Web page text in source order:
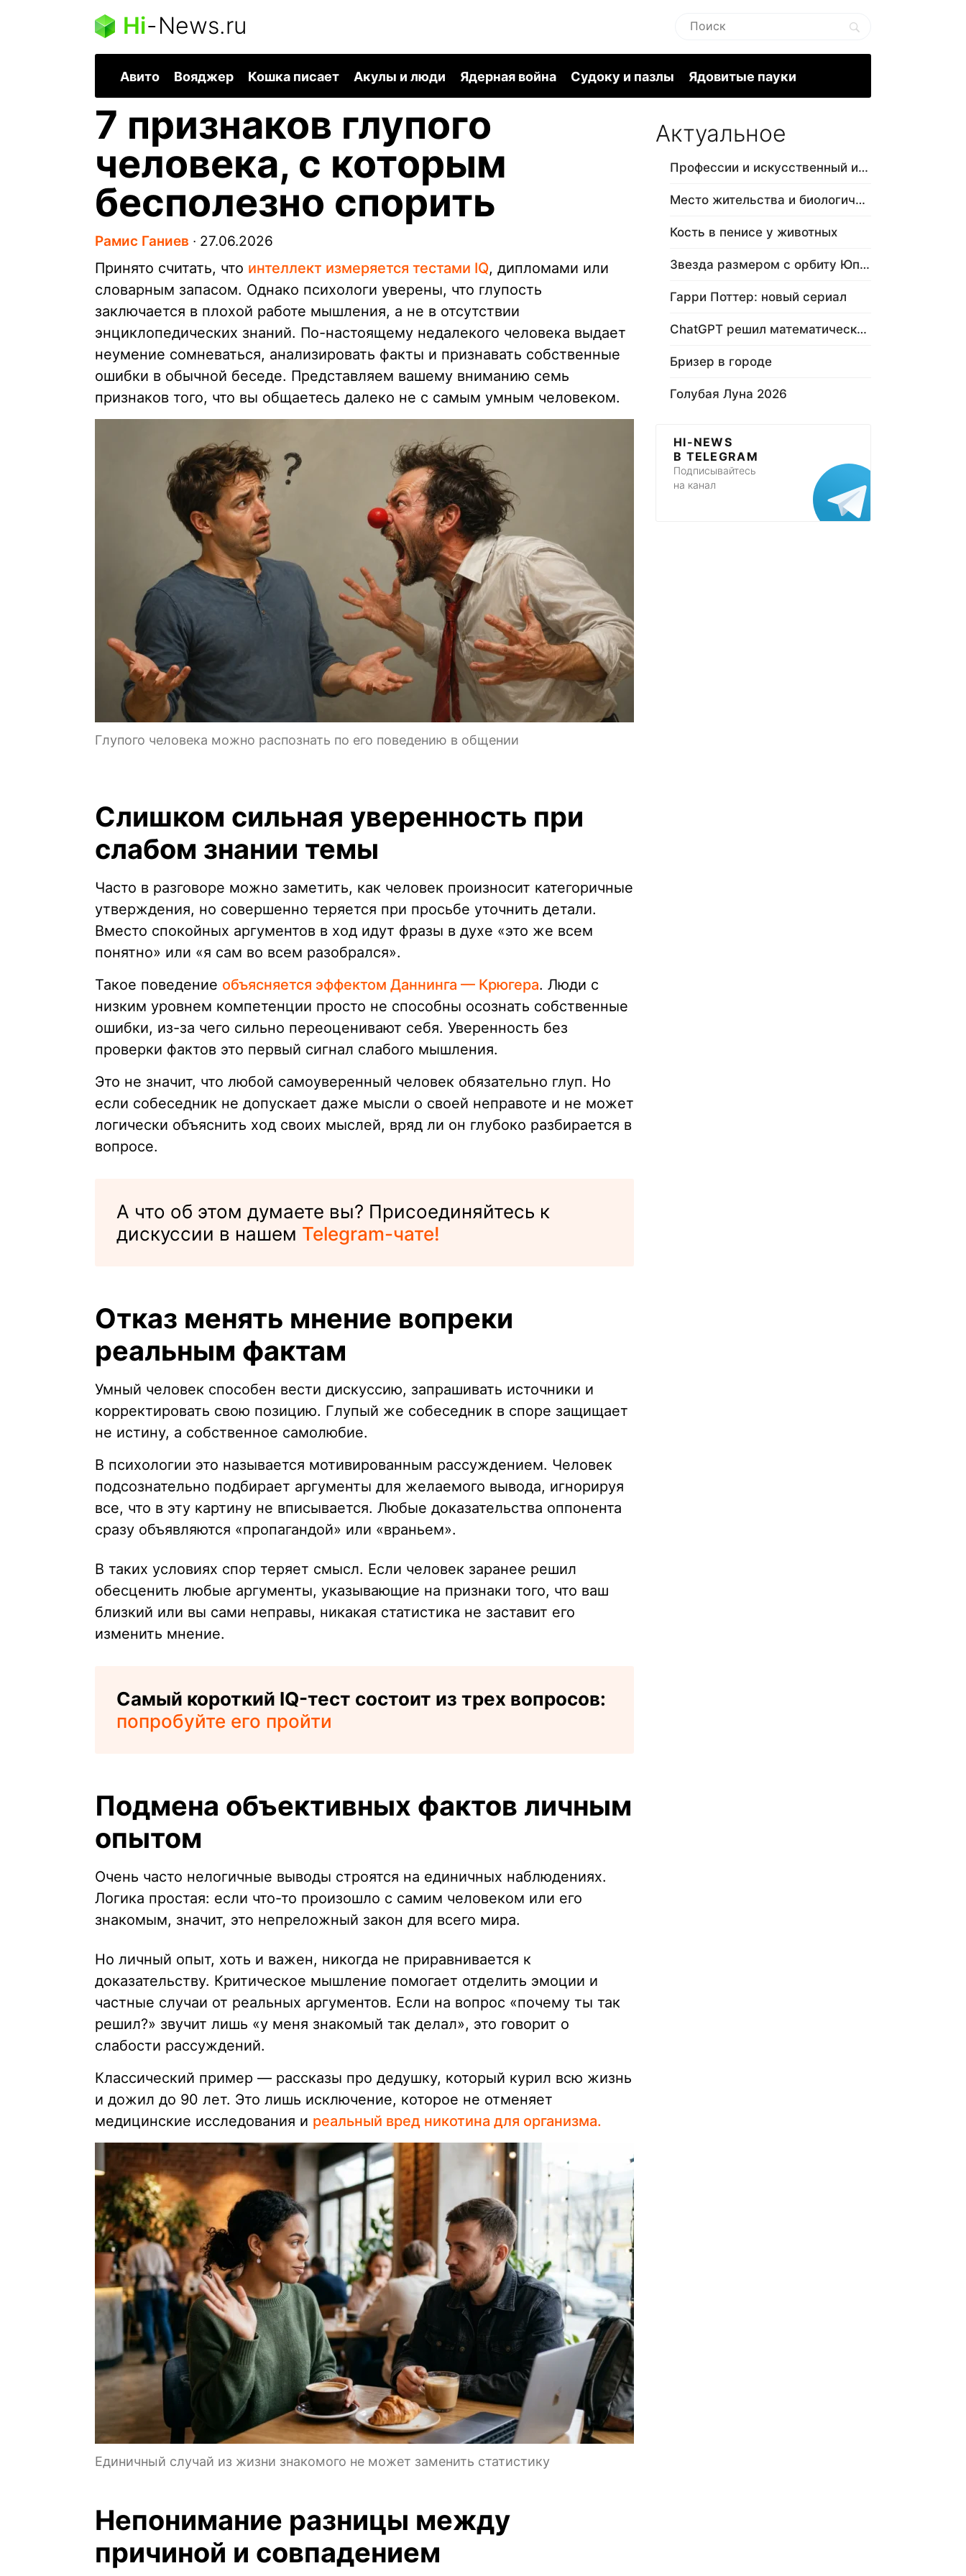
Hi-News.ru
Авито Вояджер Кошка писает Акулы и люди Ядерная война Судоку и пазлы Ядовитые пауки
7 признаков глупого
человека, с которым
бесполезно спорить
Рамис Ганиев ∙ 27.06.2026
Принято считать, что интеллект измеряется тестами IQ, дипломами или
словарным запасом. Однако психологи уверены, что глупость
заключается в плохой работе мышления, а не в отсутствии
энциклопедических знаний. По-настоящему недалекого человека выдает
неумение сомневаться, анализировать факты и признавать собственные
ошибки в обычной беседе. Представляем вашему вниманию семь
признаков того, что вы общаетесь далеко не с самым умным человеком.
Глупого человека можно распознать по его поведению в общении
Слишком сильная уверенность при
слабом знании темы
Часто в разговоре можно заметить, как человек произносит категоричные
утверждения, но совершенно теряется при просьбе уточнить детали.
Вместо спокойных аргументов в ход идут фразы в духе «это же всем
понятно» или «я сам во всем разобрался».
Такое поведение объясняется эффектом Даннинга — Крюгера. Люди с
низким уровнем компетенции просто не способны осознать собственные
ошибки, из-за чего сильно переоценивают себя. Уверенность без
проверки фактов это первый сигнал слабого мышления.
Это не значит, что любой самоуверенный человек обязательно глуп. Но
если собеседник не допускает даже мысли о своей неправоте и не может
логически объяснить ход своих мыслей, вряд ли он глубоко разбирается в
вопросе.
А что об этом думаете вы? Присоединяйтесь к
дискуссии в нашем Telegram-чате!
Отказ менять мнение вопреки
реальным фактам
Умный человек способен вести дискуссию, запрашивать источники и
корректировать свою позицию. Глупый же собеседник в споре защищает
не истину, а собственное самолюбие.
В психологии это называется мотивированным рассуждением. Человек
подсознательно подбирает аргументы для желаемого вывода, игнорируя
все, что в эту картину не вписывается. Любые доказательства оппонента
сразу объявляются «пропагандой» или «враньем».
В таких условиях спор теряет смысл. Если человек заранее решил
обесценить любые аргументы, указывающие на признаки того, что ваш
близкий или вы сами неправы, никакая статистика не заставит его
изменить мнение.
Самый короткий IQ-тест состоит из трех вопросов:
попробуйте его пройти
Подмена объективных фактов личным
опытом
Очень часто нелогичные выводы строятся на единичных наблюдениях.
Логика простая: если что-то произошло с самим человеком или его
знакомым, значит, это непреложный закон для всего мира.
Но личный опыт, хоть и важен, никогда не приравнивается к
доказательству. Критическое мышление помогает отделить эмоции и
частные случаи от реальных аргументов. Если на вопрос «почему ты так
решил?» звучит лишь «у меня знакомый так делал», это говорит о
слабости рассуждений.
Классический пример — рассказы про дедушку, который курил всю жизнь
и дожил до 90 лет. Это лишь исключение, которое не отменяет
медицинские исследования и реальный вред никотина для организма.
Единичный случай из жизни знакомого не может заменить статистику
Непонимание разницы между
причиной и совпадением
Актуальное
Профессии и искусственный интеллект
Место жительства и биологический в…
Кость в пенисе у животных
Звезда размером с орбиту Юпитера
Гарри Поттер: новый сериал
ChatGPT решил математическую задачу
Бризер в городе
Голубая Луна 2026
HI-NEWS
В TELEGRAM
Подписывайтесь
на канал